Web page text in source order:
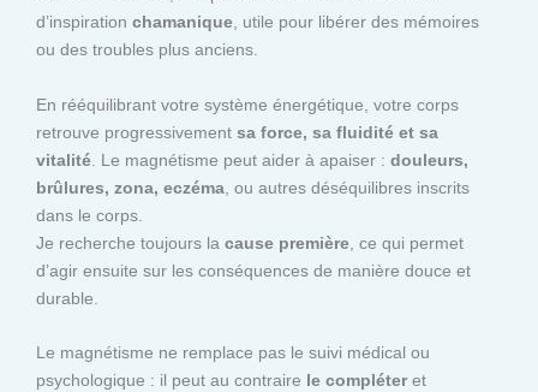
d’inspiration chamanique, utile pour libérer des mémoires
ou des troubles plus anciens.
En rééquilibrant votre système énergétique, votre corps
retrouve progressivement sa force, sa fluidité et sa
vitalité . Le magnétisme peut aider à apaiser : douleurs,
brûlures, zona, eczéma , ou autres déséquilibres inscrits
dans le corps.
Je recherche toujours la cause première , ce qui permet
d’agir ensuite sur les conséquences de manière douce et
durable.
Le magnétisme ne remplace pas le suivi médical ou
psychologique : il peut au contraire le compléteret